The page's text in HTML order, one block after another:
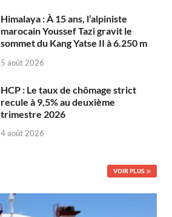
Himalaya : À 15 ans, l’alpiniste
marocain Youssef Tazi gravit le
sommet du Kang Yatse II à 6.250 m
5 août 2026
HCP : Le taux de chômage strict
recule à 9,5% au deuxième
trimestre 2026
4 août 2026
VOIR PLUS